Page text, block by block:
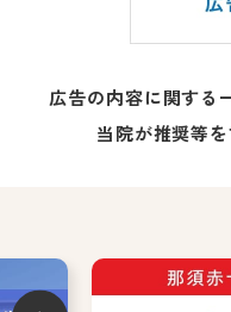
広告の内容に関する
当院が推奨等